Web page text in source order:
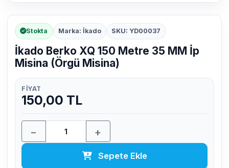
Stokta Marka: İkado SKU: YD00037
İkado Berko XQ 150 Metre 35 MM İp
Misina (Örgü Misina)
FIYAT
150,00 TL
− +
Sepete Ekle